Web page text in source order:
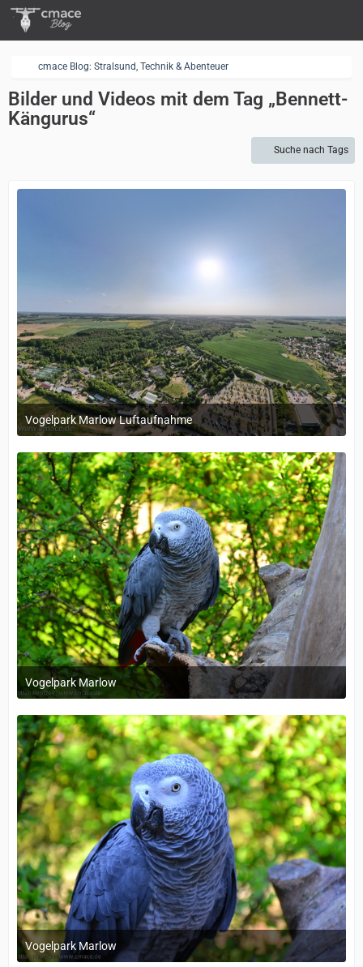
cmace Blog: Stralsund, Technik & Abenteuer
Bilder und Videos mit dem Tag „Bennett-
Kängurus“
Suche nach Tags
Vogelpark Marlow Luftaufnahme
1. Dezember 2023 um 17:11
Vogelpark Marlow
1. Dezember 2023 um 11:38
Vogelpark Marlow
1. Dezember 2023 um 11:38